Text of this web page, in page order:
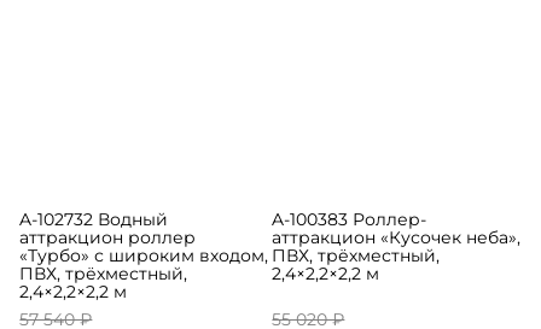
A-102732 Водный
аттракцион роллер
«Турбо» с широким входом,
ПВХ, трёхместный,
A-100383 Роллер-
аттракцион «Кусочек неба»,
2,4×2,2×2,2 м